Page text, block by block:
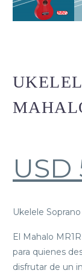
USD
Ukelele
El Mahalo
para quienes
disfrutar de un